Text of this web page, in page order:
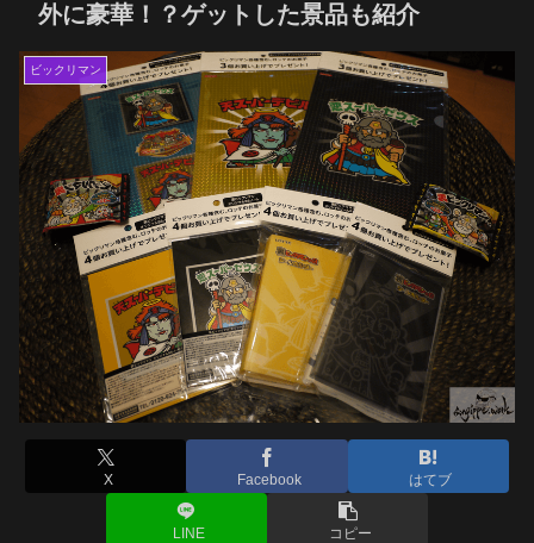
外に豪華！？ゲットした景品も紹介
ビックリマン
X Facebook はてブ
LINE コピー